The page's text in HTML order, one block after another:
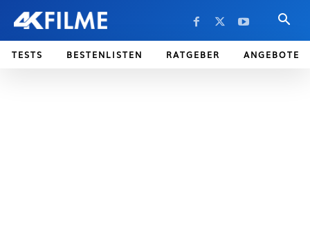
TESTS BESTENLISTEN RATGEBER ANGEBOTE